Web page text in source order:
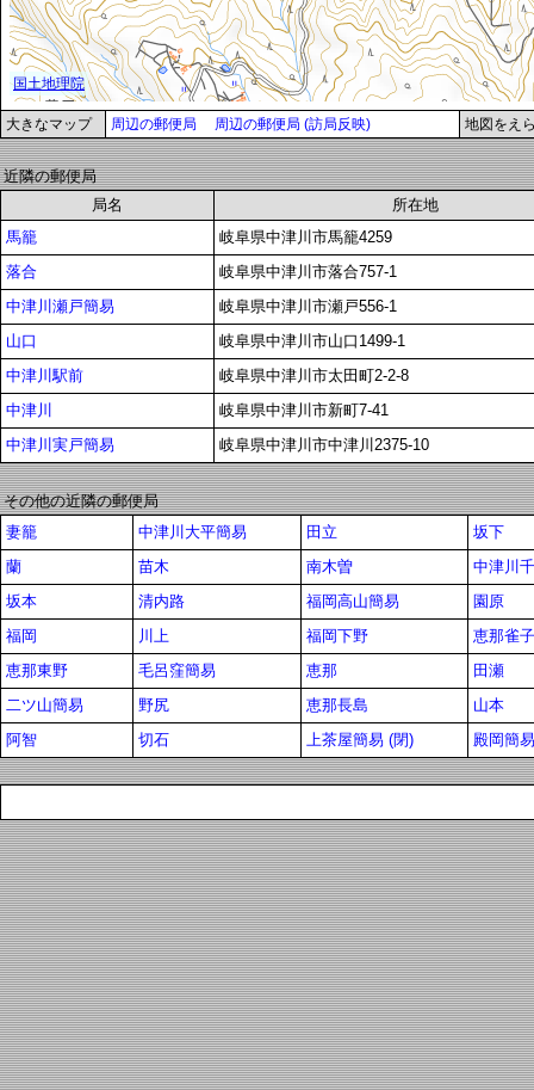
大きなマップ 周辺の郵便局 周辺の郵便局 (訪局反映) 地図をえ
近隣の郵便局
局名
所在地
馬籠
岐阜県中津川市馬籠4259
落合
岐阜県中津川市落合757-1
中津川瀬戸簡易
岐阜県中津川市瀬戸556-1
山口
岐阜県中津川市山口1499-1
中津川駅前
岐阜県中津川市太田町2-2-8
中津川
岐阜県中津川市新町7-41
中津川実戸簡易
岐阜県中津川市中津川2375-10
その他の近隣の郵便局
妻籠
中津川大平簡易 田立
坂下
蘭
苗木 南木曽
中津川
坂本
清内路 福岡高山簡易
園原
福岡
川上 福岡下野
恵那雀
恵那東野
毛呂窪簡易 恵那
田瀬
二ツ山簡易
野尻 恵那長島
山本
阿智
切石 上茶屋簡易 (閉) 殿岡簡易